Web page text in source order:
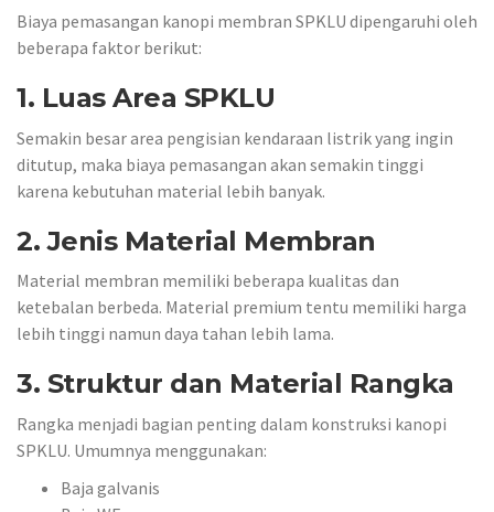
Biaya pemasangan kanopi membran SPKLU dipengaruhi oleh
beberapa faktor berikut:
1. Luas Area SPKLU
Semakin besar area pengisian kendaraan listrik yang ingin
ditutup, maka biaya pemasangan akan semakin tinggi
karena kebutuhan material lebih banyak.
2. Jenis Material Membran
Material membran memiliki beberapa kualitas dan
ketebalan berbeda. Material premium tentu memiliki harga
lebih tinggi namun daya tahan lebih lama.
3. Struktur dan Material Rangka
Rangka menjadi bagian penting dalam konstruksi kanopi
SPKLU. Umumnya menggunakan:
Baja galvanis